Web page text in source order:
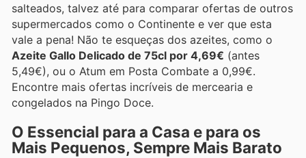
salteados, talvez até para comparar ofertas de outros
supermercados como o Continente e ver que esta
vale a pena! Não te esqueças dos azeites, como o
Azeite Gallo Delicado de 75cl por 4,69€ (antes
5,49€), ou o Atum em Posta Combate a 0,99€.
Encontre mais ofertas incríveis de mercearia e
congelados na Pingo Doce.
O Essencial para a Casa e para os
Mais Pequenos, Sempre Mais Barato